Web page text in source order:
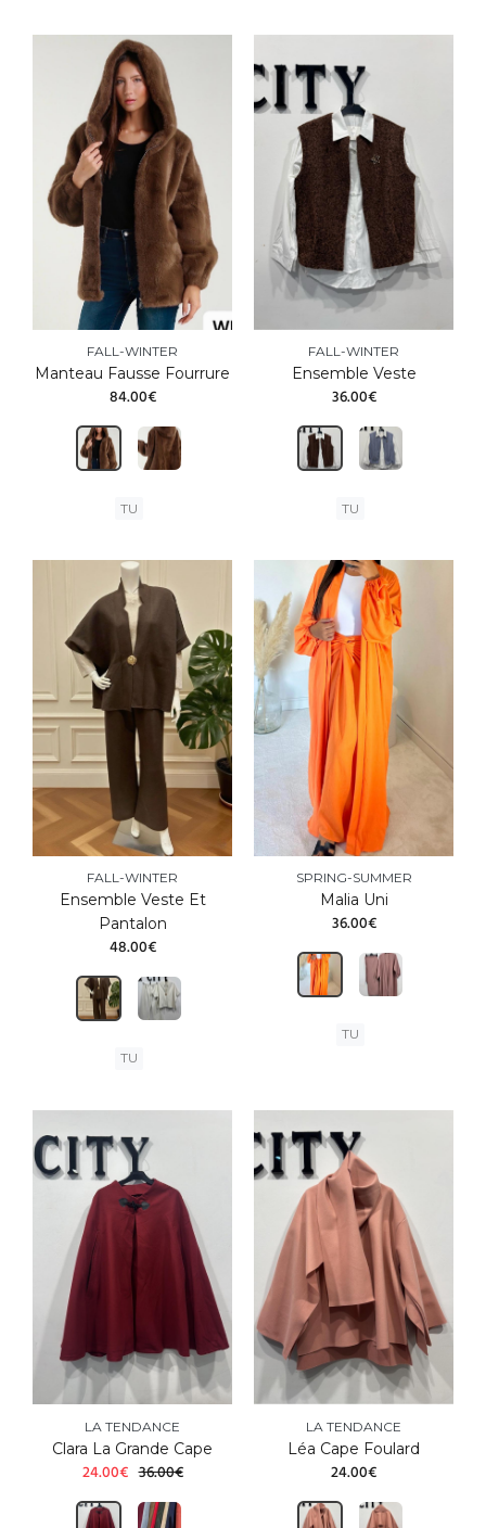
FALL-WINTER
Manteau Fausse Fourrure
84.00€
TU
FALL-WINTER
Ensemble Veste
36.00€
TU
FALL-WINTER
Ensemble Veste Et
Pantalon
48.00€
TU
SPRING-SUMMER
Malia Uni
36.00€
TU
LA TENDANCE
Clara La Grande Cape
24.00€ 36.00€
LA TENDANCE
Léa Cape Foulard
24.00€